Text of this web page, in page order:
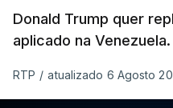
Donald Trump quer
aplicado na Venezuela.
RTP / atualizado 6 Agosto